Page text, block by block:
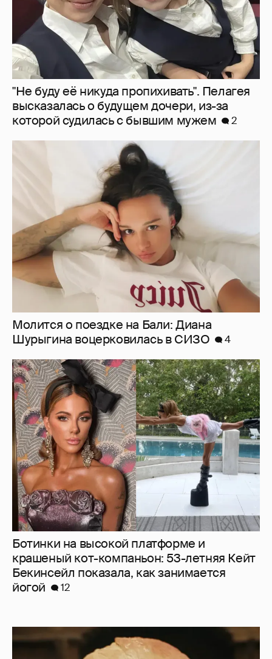
"Не буду её никуда пропихивать". Пелагея
высказалась о будущем дочери, из-за
которой судилась с бывшим мужем
2
Молится о поездке на Бали: Диана
Шурыгина воцерковилась в СИЗО
4
Ботинки на высокой платформе и
крашеный кот-компаньон: 53-летняя Кейт
Бекинсейл показала, как занимается
йогой
12